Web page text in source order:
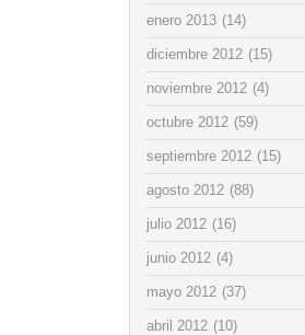
enero 2013 (14)
diciembre 2012 (15)
noviembre 2012 (4)
octubre 2012 (59)
septiembre 2012 (15)
agosto 2012 (88)
julio 2012 (16)
junio 2012 (4)
mayo 2012 (37)
abril 2012 (10)